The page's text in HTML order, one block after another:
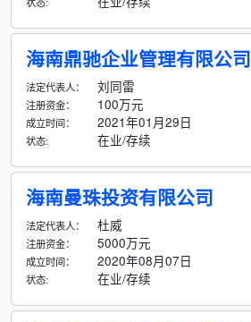
海南鼎驰企业管理有限公司
法定代表人： 刘同雷
注册资金： 100万元
成立时间： 2021年01月29日
状态: 在业/存续
海南曼珠投资有限公司
法定代表人： 杜威
注册资金： 5000万元
成立时间： 2020年08月07日
状态: 在业/存续